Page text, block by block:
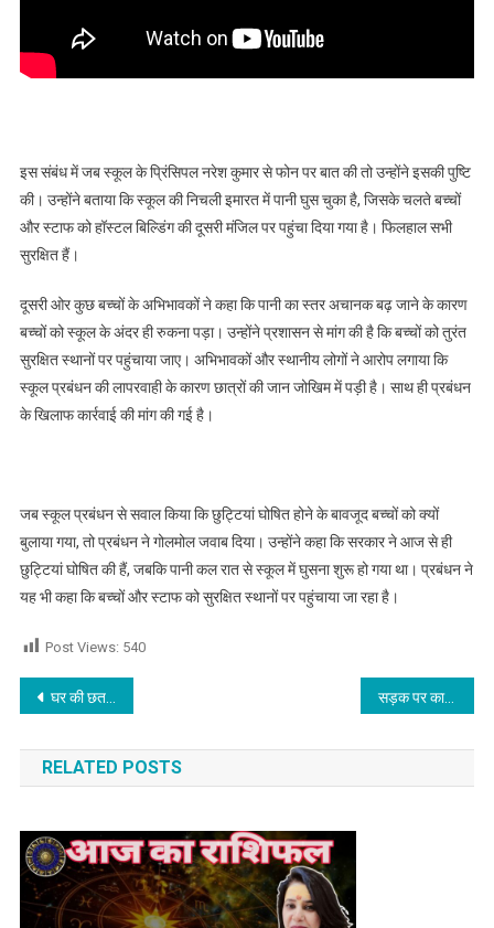
इस संबंध में जब स्कूल के प्रिंसिपल नरेश कुमार से फोन पर बात की तो उन्होंने इसकी पुष्टि
की। उन्होंने बताया कि स्कूल की निचली इमारत में पानी घुस चुका है, जिसके चलते बच्चों
और स्टाफ को हॉस्टल बिल्डिंग की दूसरी मंजिल पर पहुंचा दिया गया है। फिलहाल सभी
सुरक्षित हैं।
दूसरी ओर कुछ बच्चों के अभिभावकों ने कहा कि पानी का स्तर अचानक बढ़ जाने के कारण
बच्चों को स्कूल के अंदर ही रुकना पड़ा। उन्होंने प्रशासन से मांग की है कि बच्चों को तुरंत
सुरक्षित स्थानों पर पहुंचाया जाए। अभिभावकों और स्थानीय लोगों ने आरोप लगाया कि
स्कूल प्रबंधन की लापरवाही के कारण छात्रों की जान जोखिम में पड़ी है। साथ ही प्रबंधन
के खिलाफ कार्रवाई की मांग की गई है।
जब स्कूल प्रबंधन से सवाल किया कि छुट्टियां घोषित होने के बावजूद बच्चों को क्यों
बुलाया गया, तो प्रबंधन ने गोलमोल जवाब दिया। उन्होंने कहा कि सरकार ने आज से ही
छुट्टियां घोषित की हैं, जबकि पानी कल रात से स्कूल में घुसना शुरू हो गया था। प्रबंधन ने
यह भी कहा कि बच्चों और स्टाफ को सुरक्षित स्थानों पर पहुंचाया जा रहा है।
Post Views: 540
Post navigation
घर की छत पर हेलिकॉप्टर की लैंडिंग : भारतीय सेना ने रेस्क्यू कर 22 CRPF जवानों सहित इतने लोगों को बचाया सड़क पर काम कर रहे सीवरमैन को XUV चालक ने कुचला,CCTV में कैद,साथियों ने दी बंद की चेतावनी, देखें वीडियो
RELATED POSTS